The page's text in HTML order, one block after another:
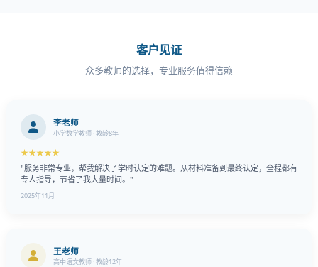
客户见证
众多教师的选择，专业服务值得信赖
李老师
小学数学教师 · 教龄8年
★★★★★
"服务非常专业，帮我解决了学时认定的难题。从材料准备到最终认定，全程都有
专人指导，节省了我大量时间。"
2025年11月
王老师
高中语文教师 · 教龄12年